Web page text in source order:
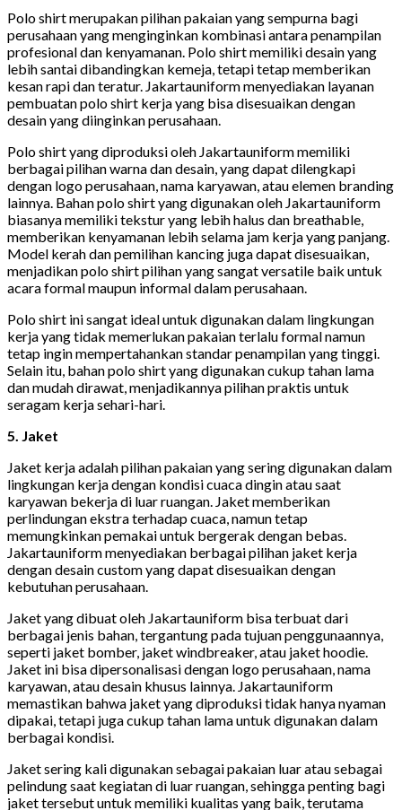
Polo shirt merupakan pilihan pakaian yang sempurna bagi
perusahaan yang menginginkan kombinasi antara penampilan
profesional dan kenyamanan. Polo shirt memiliki desain yang
lebih santai dibandingkan kemeja, tetapi tetap memberikan
kesan rapi dan teratur. Jakartauniform menyediakan layanan
pembuatan polo shirt kerja yang bisa disesuaikan dengan
desain yang diinginkan perusahaan.
Polo shirt yang diproduksi oleh Jakartauniform memiliki
berbagai pilihan warna dan desain, yang dapat dilengkapi
dengan logo perusahaan, nama karyawan, atau elemen branding
lainnya. Bahan polo shirt yang digunakan oleh Jakartauniform
biasanya memiliki tekstur yang lebih halus dan breathable,
memberikan kenyamanan lebih selama jam kerja yang panjang.
Model kerah dan pemilihan kancing juga dapat disesuaikan,
menjadikan polo shirt pilihan yang sangat versatile baik untuk
acara formal maupun informal dalam perusahaan.
Polo shirt ini sangat ideal untuk digunakan dalam lingkungan
kerja yang tidak memerlukan pakaian terlalu formal namun
tetap ingin mempertahankan standar penampilan yang tinggi.
Selain itu, bahan polo shirt yang digunakan cukup tahan lama
dan mudah dirawat, menjadikannya pilihan praktis untuk
seragam kerja sehari-hari.
5. Jaket
Jaket kerja adalah pilihan pakaian yang sering digunakan dalam
lingkungan kerja dengan kondisi cuaca dingin atau saat
karyawan bekerja di luar ruangan. Jaket memberikan
perlindungan ekstra terhadap cuaca, namun tetap
memungkinkan pemakai untuk bergerak dengan bebas.
Jakartauniform menyediakan berbagai pilihan jaket kerja
dengan desain custom yang dapat disesuaikan dengan
kebutuhan perusahaan.
Jaket yang dibuat oleh Jakartauniform bisa terbuat dari
berbagai jenis bahan, tergantung pada tujuan penggunaannya,
seperti jaket bomber, jaket windbreaker, atau jaket hoodie.
Jaket ini bisa dipersonalisasi dengan logo perusahaan, nama
karyawan, atau desain khusus lainnya. Jakartauniform
memastikan bahwa jaket yang diproduksi tidak hanya nyaman
dipakai, tetapi juga cukup tahan lama untuk digunakan dalam
berbagai kondisi.
Jaket sering kali digunakan sebagai pakaian luar atau sebagai
pelindung saat kegiatan di luar ruangan, sehingga penting bagi
jaket tersebut untuk memiliki kualitas yang baik, terutama